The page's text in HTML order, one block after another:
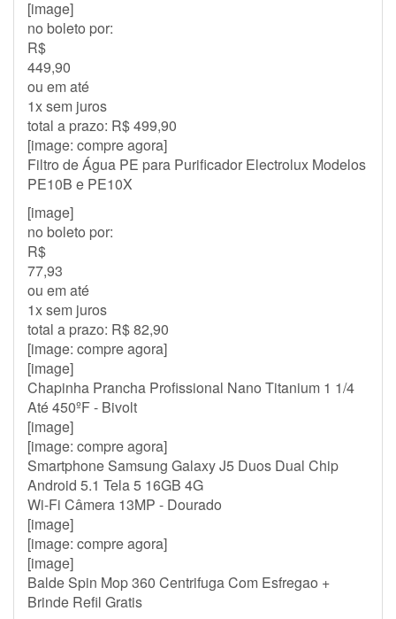
[image]
no boleto por:
R$
449,90
ou em até
1x sem juros
total a prazo: R$ 499,90
[image: compre agora]
Filtro de Água PE para Purificador Electrolux Modelos
PE10B e PE10X
[image]
no boleto por:
R$
77,93
ou em até
1x sem juros
total a prazo: R$ 82,90
[image: compre agora]
[image]
Chapinha Prancha Profissional Nano Titanium 1 1/4
Até 450ºF - Bivolt
[image]
[image: compre agora]
Smartphone Samsung Galaxy J5 Duos Dual Chip
Android 5.1 Tela 5 16GB 4G
Wi-Fi Câmera 13MP - Dourado
[image]
[image: compre agora]
[image]
Balde Spin Mop 360 Centrifuga Com Esfregao +
Brinde Refil Gratis